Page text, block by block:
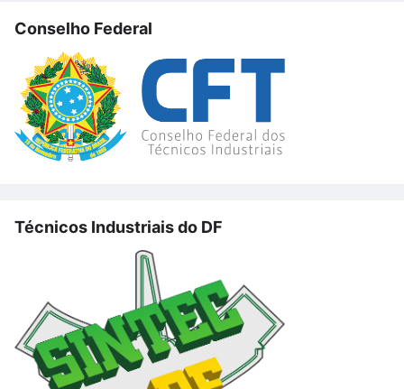
Conselho Federal
Técnicos Industriais do DF